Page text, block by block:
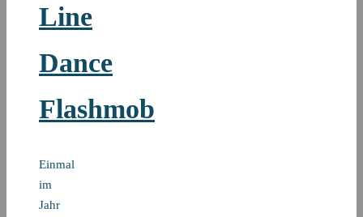
Line
Dance
Flashmob
Einmal
im
Jahr